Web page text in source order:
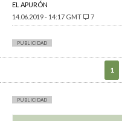
EL APURÓN
14.06.2019 - 14:17 GMT
7
PUBLICIDAD
1
PUBLICIDAD